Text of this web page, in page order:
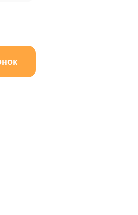
WhatsApp нажав на кнопку